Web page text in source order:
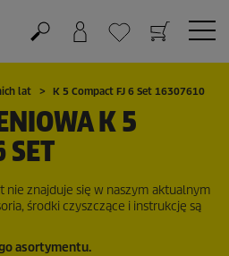
lat K 5 Compact FJ 6 Set 16307610
K 5
SET
nie znajduje się w naszym aktualnym
środki czyszczące i instrukcję są
asortymentu.